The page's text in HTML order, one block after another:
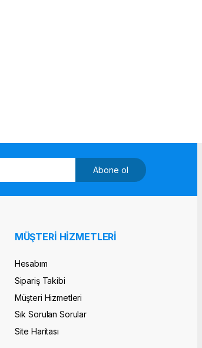
Abone ol
MÜŞTERİ HİZMETLERİ
Hesabım
Sipariş Takibi
Müşteri Hizmetleri
Sık Sorulan Sorular
Site Haritası